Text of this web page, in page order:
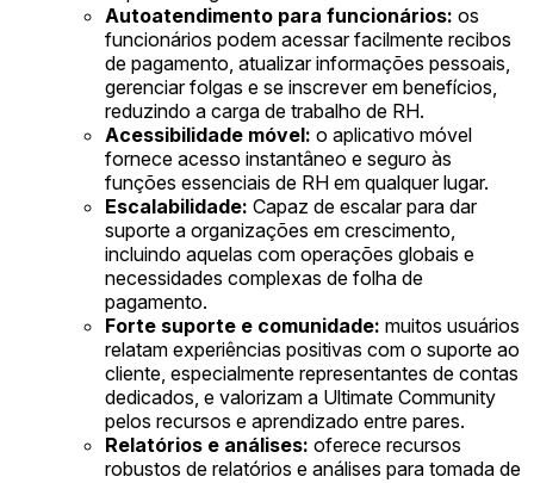
Autoatendimento para funcionários: os
funcionários podem acessar facilmente recibos
de pagamento, atualizar informações pessoais,
gerenciar folgas e se inscrever em benefícios,
reduzindo a carga de trabalho de RH.
Acessibilidade móvel: o aplicativo móvel
fornece acesso instantâneo e seguro às
funções essenciais de RH em qualquer lugar.
Escalabilidade: Capaz de escalar para dar
suporte a organizações em crescimento,
incluindo aquelas com operações globais e
necessidades complexas de folha de
pagamento.
Forte suporte e comunidade: muitos usuários
relatam experiências positivas com o suporte ao
cliente, especialmente representantes de contas
dedicados, e valorizam a Ultimate Community
pelos recursos e aprendizado entre pares.
Relatórios e análises: oferece recursos
robustos de relatórios e análises para tomada de